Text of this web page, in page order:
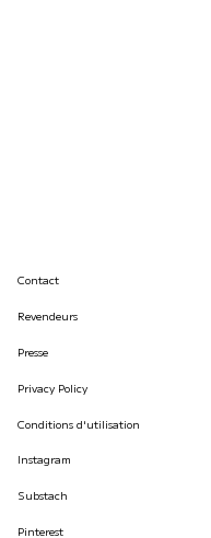
Contact
Revendeurs
Presse
Privacy Policy
Conditions d'utilisation
Instagram
Substach
Pinterest